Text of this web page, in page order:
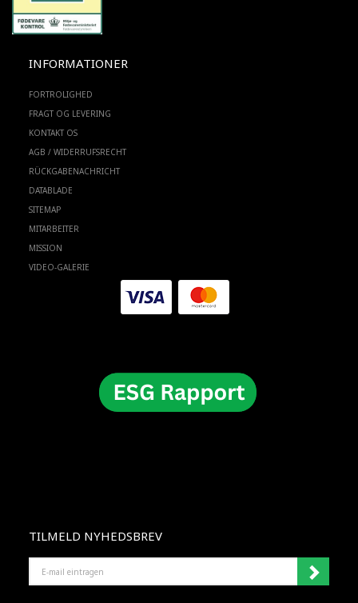
INFORMATIONER
FORTROLIGHED
FRAGT OG LEVERING
KONTAKT OS
AGB / WIDERRUFSRECHT
RÜCKGABENACHRICHT
DATABLADE
SITEMAP
MITARBEITER
MISSION
VIDEO-GALERIE
TILMELD NYHEDSBREV
MAIL
EINTRAGEN